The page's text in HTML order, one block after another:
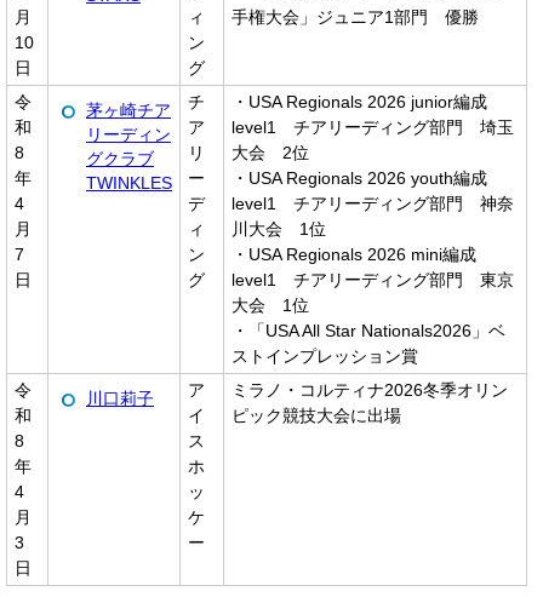
月
10
日
ィ
ン
グ
手権大会」ジュニア1部門 優勝
令
和
8
年
4
月
7
日
茅ヶ崎チア
リーディン
グクラブ
TWINKLES
チ
ア
リ
ー
デ
ィ
ン
グ
・USA Regionals 2026 junior編成
level1 チアリーディング部門 埼玉
大会 2位
・USA Regionals 2026 youth編成
level1 チアリーディング部門 神奈
川大会 1位
・USA Regionals 2026 mini編成
level1 チアリーディング部門 東京
大会 1位
・「USA All Star Nationals2026」ベ
ストインプレッション賞
令
和
8
年
4
月
3
日
川口莉子
ア
イ
ス
ホ
ッ
ケ
ー
ミラノ・コルティナ2026冬季オリン
ピック競技大会に出場